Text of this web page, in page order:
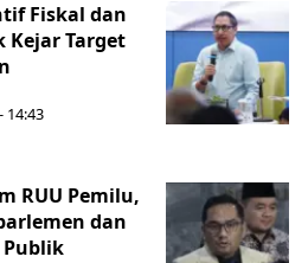
Fiskal dan
Target
14:43
RUU Pemilu,
dan
Publik